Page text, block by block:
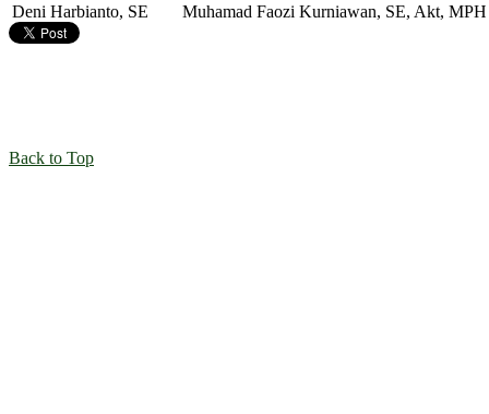
Deni Harbianto, SE Muhamad Faozi Kurniawan, SE, Akt, MPH
Back to Top